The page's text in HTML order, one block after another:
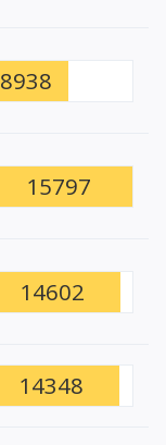
8938
15797
14602
14348